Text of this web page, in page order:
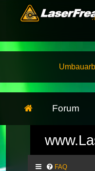
Forum
FAQ